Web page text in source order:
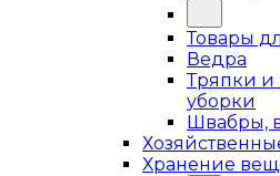
Товары
Ведра
Тряпки и
уборки
Швабры,
Хранение